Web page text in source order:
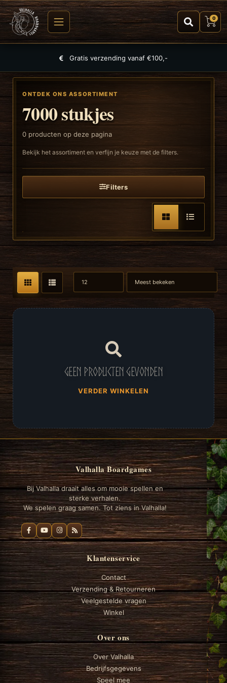
0
Gratis verzending vanaf €100,-
ONTDEK ONS ASSORTIMENT
7000 stukjes
0 producten op deze pagina
Bekijk het assortiment en verfijn je keuze met de filters.
Filters
Geen producten gevonden
VERDER WINKELEN
Valhalla Boardgames
Bij Valhalla draait alles om mooie spellen en
sterke verhalen.
We spelen graag samen. Tot ziens in Valhalla!
Klantenservice
Contact
Verzending & Retourneren
Veelgestelde vragen
Winkel
Over ons
Over Valhalla
Bedrijfsgegevens
Speel mee